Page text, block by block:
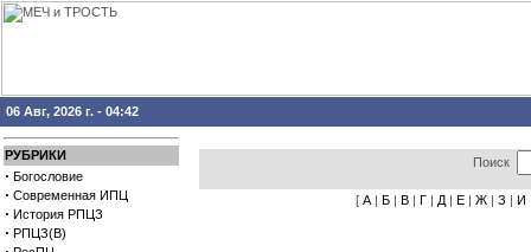
06 Авг, 2026 г. - 04:42
РУБРИКИ
· Богословие
· Современная ИПЦ
· История РПЦЗ
· РПЦЗ(В)
Поиск
[ А | Б | В | Г | Д | Е | Ж | З | И